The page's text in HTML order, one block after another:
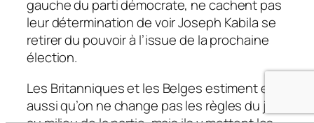
gauche du parti démocrate, ne cachent pas
leur détermination de voir Joseph Kabila se
retirer du pouvoir à l’issue de la prochaine
élection.
Les Britanniques et les Belges estiment eux
aussi qu’on ne change pas les règles du jeu